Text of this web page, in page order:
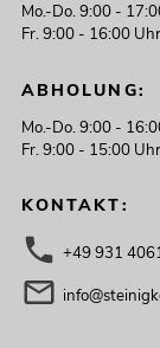
Mo.-Do. 9:00 -
Fr. 9:00 - 16:00 Uhr
ABHOLUNG:
Mo.-Do. 9:00 -
Fr. 9:00 - 15:00 Uhr
KONTAKT:
+49 931